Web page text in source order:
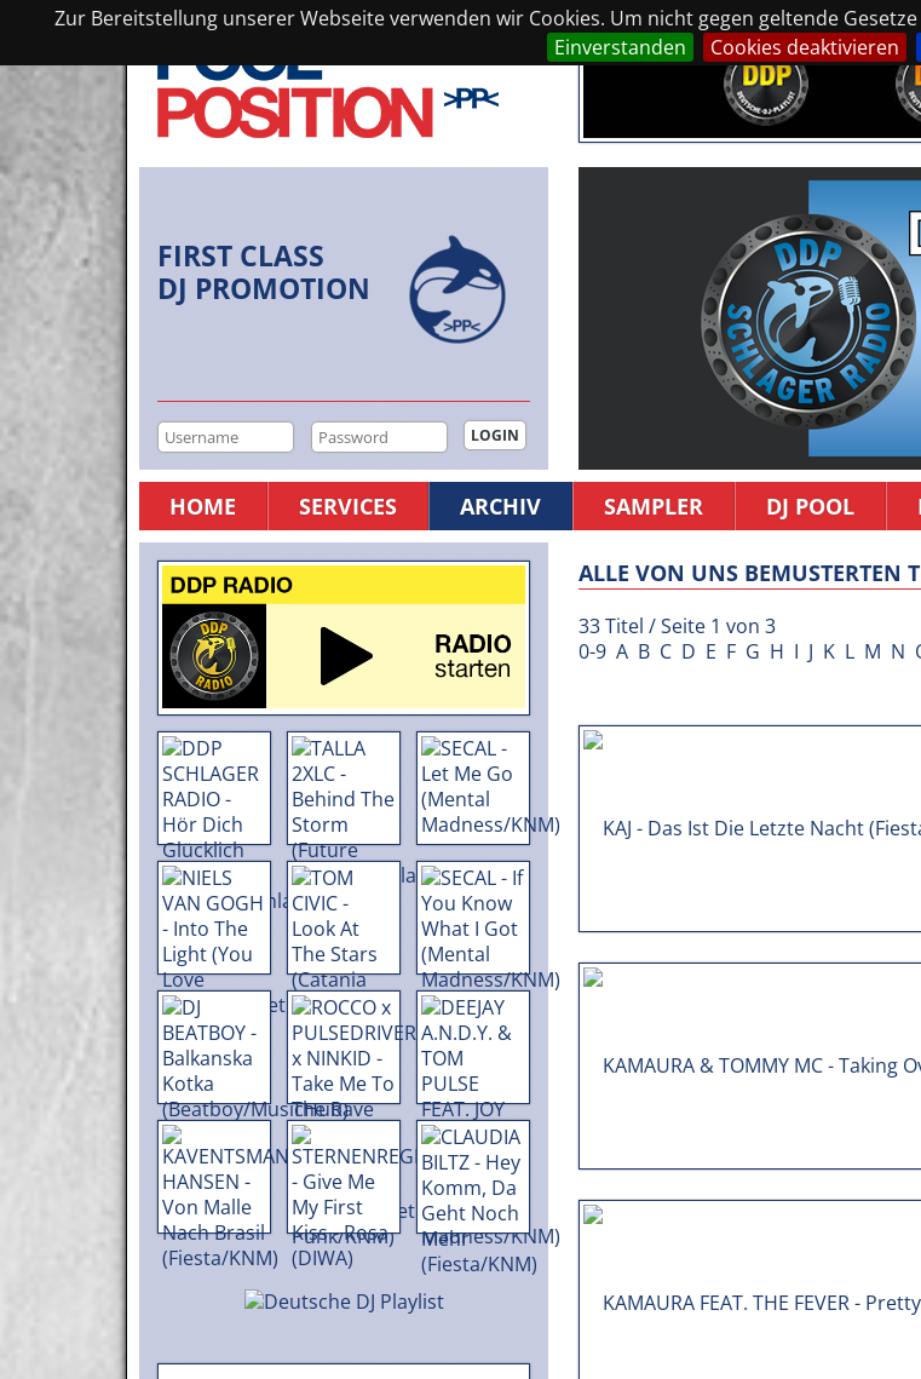
Zur Bereitstellung unserer Webseite verwenden wir Cookies. Um nicht gegen geltende
Einverstanden
Cookies deaktivieren
FIRST CLASS
DJ PROMOTION
HOME SERVICES ARCHIV SAMPLER DJ POOL
ALLE VON UNS BEMUSTERTEN
33 Titel / Seite 1 von 3
0-9 A B C D E F G H I J K L M N